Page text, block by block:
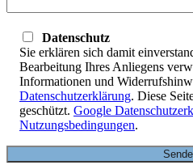
Datenschutz
Sie erklären sich damit
Bearbeitung Ihres Anliegens
Informationen und
Datenschutzerklärung. Diese
geschützt. Google
Nutzungsbedingungen.